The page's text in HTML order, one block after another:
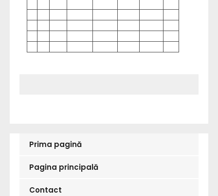
Prima pagină
Pagina principală
Contact